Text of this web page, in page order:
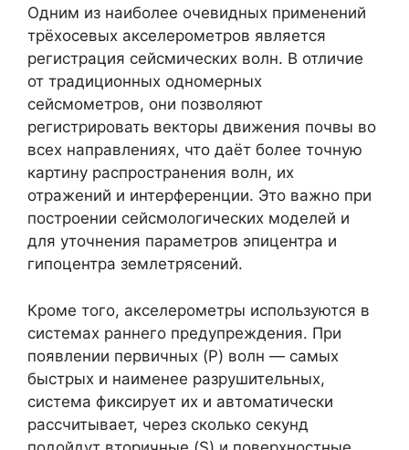
Одним из наиболее очевидных применений
трёхосевых акселерометров является
регистрация сейсмических волн. В отличие
от традиционных одномерных
сейсмометров, они позволяют
регистрировать векторы движения почвы во
всех направлениях, что даёт более точную
картину распространения волн, их
отражений и интерференции. Это важно при
построении сейсмологических моделей и
для уточнения параметров эпицентра и
гипоцентра землетрясений.
Кроме того, акселерометры используются в
системах раннего предупреждения. При
появлении первичных (P) волн — самых
быстрых и наименее разрушительных,
система фиксирует их и автоматически
рассчитывает, через сколько секунд